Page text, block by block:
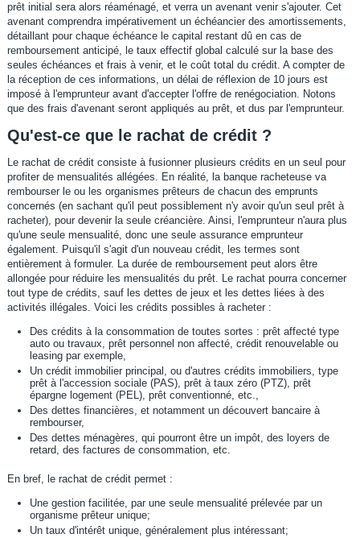
prêt initial sera alors réaménagé, et verra un avenant venir s'ajouter. Cet
avenant comprendra impérativement un échéancier des amortissements,
détaillant pour chaque échéance le capital restant dû en cas de
remboursement anticipé, le taux effectif global calculé sur la base des
seules échéances et frais à venir, et le coût total du crédit. A compter de
la réception de ces informations, un délai de réflexion de 10 jours est
imposé à l'emprunteur avant d'accepter l'offre de renégociation. Notons
que des frais d'avenant seront appliqués au prêt, et dus par l'emprunteur.
Qu'est-ce que le rachat de crédit ?
Le rachat de crédit consiste à fusionner plusieurs crédits en un seul pour
profiter de mensualités allégées. En réalité, la banque racheteuse va
rembourser le ou les organismes prêteurs de chacun des emprunts
concernés (en sachant qu'il peut possiblement n'y avoir qu'un seul prêt à
racheter), pour devenir la seule créancière. Ainsi, l'emprunteur n'aura plus
qu'une seule mensualité, donc une seule assurance emprunteur
également. Puisqu'il s'agit d'un nouveau crédit, les termes sont
entièrement à formuler. La durée de remboursement peut alors être
allongée pour réduire les mensualités du prêt. Le rachat pourra concerner
tout type de crédits, sauf les dettes de jeux et les dettes liées à des
activités illégales. Voici les crédits possibles à racheter :
Des crédits à la consommation de toutes sortes : prêt affecté type
auto ou travaux, prêt personnel non affecté, crédit renouvelable ou
leasing par exemple,
Un crédit immobilier principal, ou d'autres crédits immobiliers, type
prêt à l'accession sociale (PAS), prêt à taux zéro (PTZ), prêt
épargne logement (PEL), prêt conventionné, etc.,
Des dettes financières, et notamment un découvert bancaire à
rembourser,
Des dettes ménagères, qui pourront être un impôt, des loyers de
retard, des factures de consommation, etc.
En bref, le rachat de crédit permet :
Une gestion facilitée, par une seule mensualité prélevée par un
organisme prêteur unique;
Un taux d'intérêt unique, généralement plus intéressant;